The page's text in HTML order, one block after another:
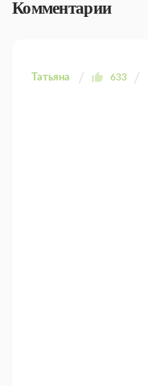
Комментарии
Татьяна 633